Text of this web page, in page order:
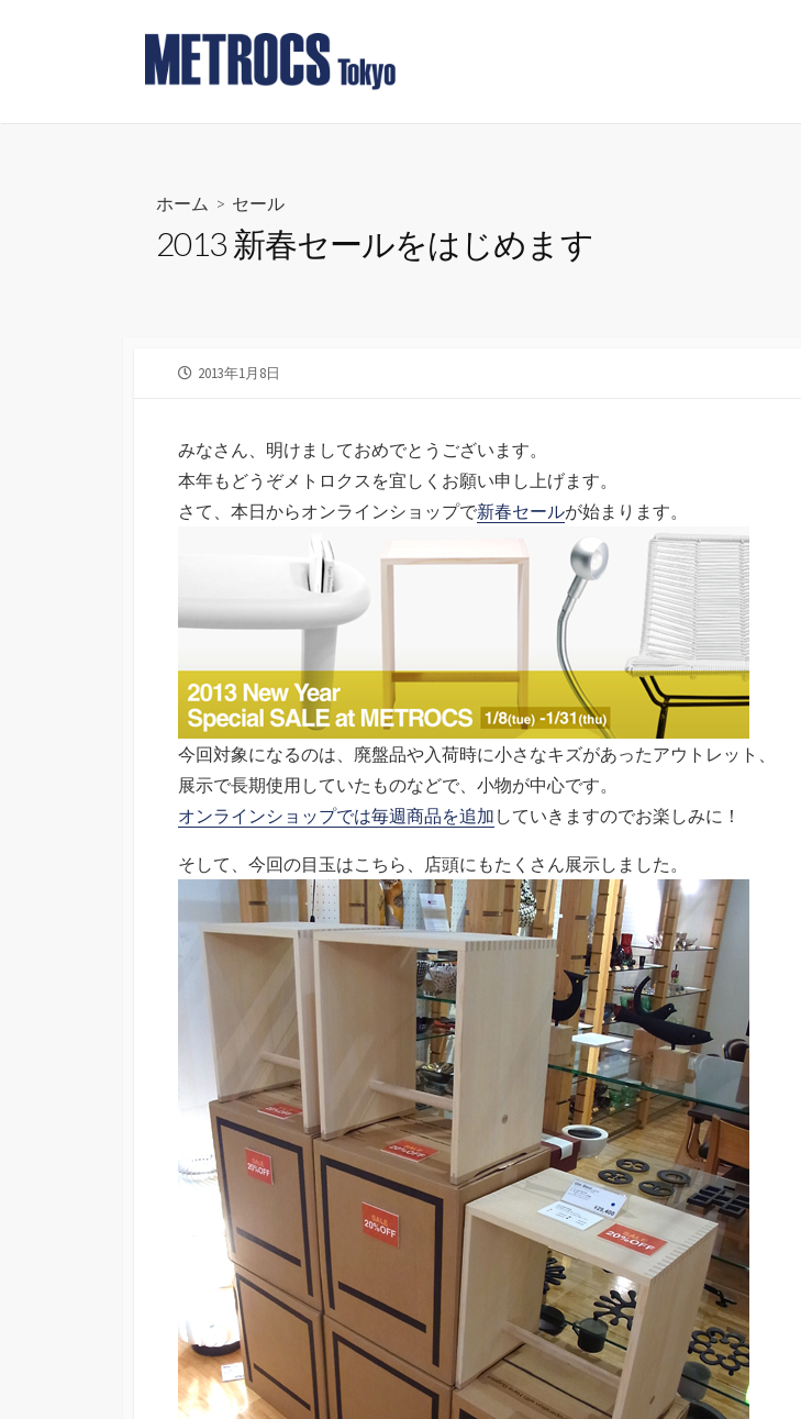
ツ
ホーム > セール
2013 新春セールをはじめます
公
2013年1月8日
みなさん、明けましておめでとうございます。
本年もどうぞメトロクスを宜しくお願い申し上げます。
さて、本日からオンラインショップで新春セールが始まります。
今回対象になるのは、廃盤品や入荷時に小さなキズがあったアウトレット、
展示で長期使用していたものなどで、小物が中心です。
オンラインショップでは毎週商品を追加 していきますのでお楽しみに！
そして、今回の目玉はこちら、店頭にもたくさん展示しました。